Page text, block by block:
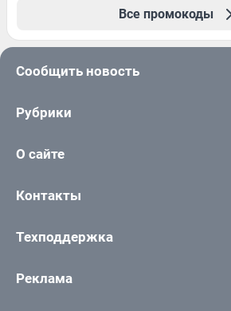
Все промокоды
Сообщить новость
Рубрики
О сайте
Контакты
Техподдержка
Реклама